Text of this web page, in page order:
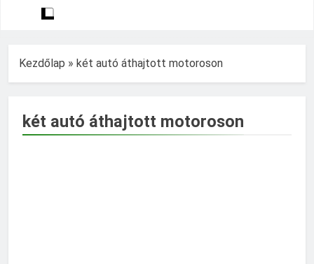
Kezdőlap » két autó áthajtott motoroson
két autó áthajtott motoroson